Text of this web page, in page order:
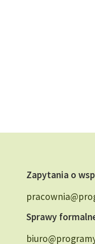
Zapytania o
Sprawy